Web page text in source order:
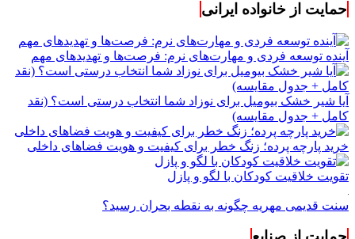
حمایت از خانواده ایرانی
آینده توسعه فردی و مهارت‌های نرم: فرصت‌ها و تهدیدهای مهم
آیا شیر خشک بیومیل برای نوزاد شما انتخاب درستی است؟ (نقد
کامل + جدول مقایسه)
خرید پارچه پرده؛ زنگ خطر برای کیفیت و هویت فضاهای داخلی
تقویت خلاقیت کودکان با لگو و پازل
سنت قدیمی مهریه چگونه به نقطه بحران رسید؟